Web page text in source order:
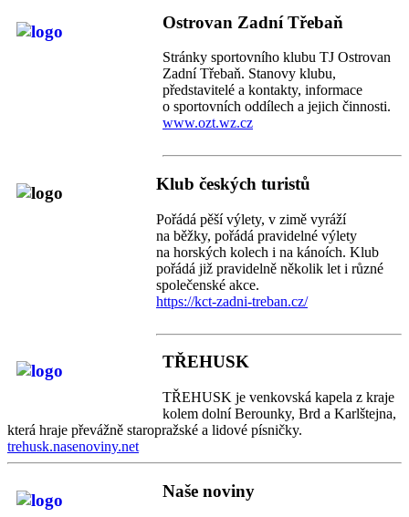
Ostrovan Zadní Třebaň
Stránky sportovního klubu TJ Ostrovan
Zadní Třebaň. Stanovy klubu,
představitelé a kontakty, informace
o sportovních oddílech a jejich činnosti.
www.ozt.wz.cz
Klub českých turistů
Pořádá pěší výlety, v zimě vyráží
na běžky, pořádá pravidelné výlety
na horských kolech i na kánoích. Klub
pořádá již pravidelně několik let i různé
společenské akce.
https://kct-zadni-treban.cz/
TŘEHUSK
TŘEHUSK je venkovská kapela z kraje
kolem dolní Berounky, Brd a Karlštejna,
která hraje převážně staropražské a lidové písničky.
trehusk.nasenoviny.net
Naše noviny